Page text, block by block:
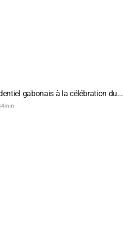
gabonais à la célébration du...